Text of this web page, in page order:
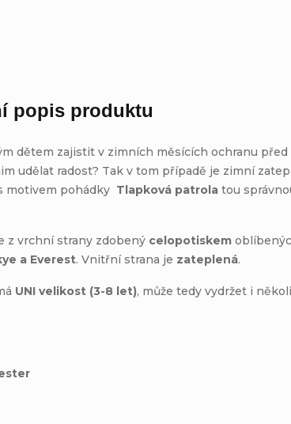
popis produktu
dětem zajistit v zimních měsících ochranu před
udělat radost? Tak v tom případě je zimní
motivem pohádky Tlapková patrola tou
z vrchní strany zdobený celopotiskem
a Everest. Vnitřní strana je zateplená.
UNI velikost (3-8 let), může tedy vydržet i